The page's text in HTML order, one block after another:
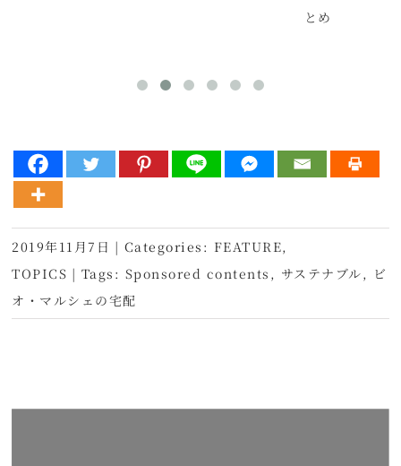
とめ
2019年11月7日 | Categories: FEATURE,
TOPICS | Tags: Sponsored contents , サステナブル , ビ
オ・マルシェの宅配